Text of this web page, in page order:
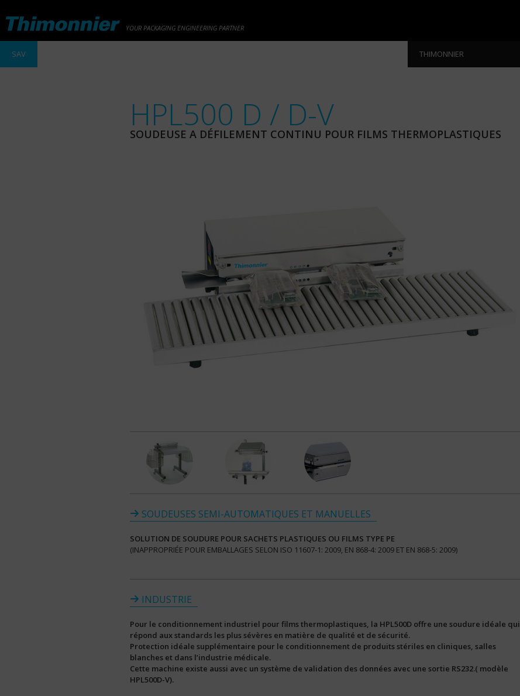
YOUR PACKAGING ENGINEERING PARTNER
SAV THIMONNIER
HPL500 D / D-V
SOUDEUSE A DÉFILEMENT CONTINU POUR FILMS THERMOPLASTIQUES
SOUDEUSES SEMI-AUTOMATIQUES ET MANUELLES
SOLUTION DE SOUDURE POUR SACHETS PLASTIQUES OU FILMS TYPE PE
(INAPPROPRIÉE POUR EMBALLAGES SELON ISO 11607-1: 2009, EN 868-4: 2009 ET EN 868-5: 2009)
INDUSTRIE
Pour le conditionnement industriel pour films thermoplastiques, la HPL500D offre une soudure idéale qui
répond aux standards les plus sévères en matière de qualité et de sécurité.
Protection idéale supplémentaire pour le conditionnement de produits stériles en cliniques, salles
blanches et dans l’industrie médicale.
Cette machine existe aussi avec un système de validation des données avec une sortie RS232.( modèle
HPL500D-V).